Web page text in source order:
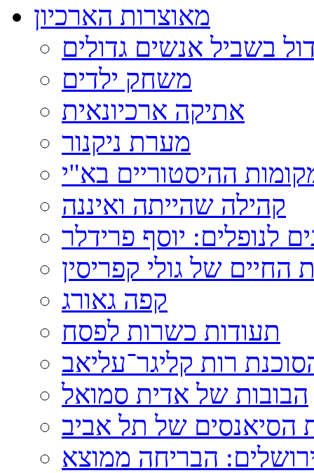
מאוצרות הארכיון
בשביל אנשים גדולים
משחק ילדים
אתיקה ארכיונאית
מערת ניקנור
ההיסטוריים בא"י
קהילה שהייתה ואיננה
לנופלים: יוסף פרידלר
החיים של גולי קפריסין
קפה גאורג
תעודות כשרות לפסח
רות קליגר־עליאב
הבובות של אדית סמואל
של תל אביב
הבריחה ממוצא